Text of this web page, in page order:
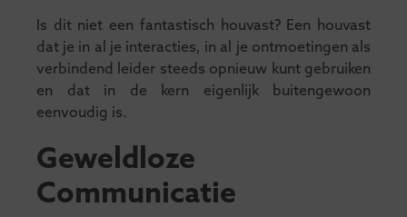
Is dit niet een fantastisch houvast? Een houvast
dat je in al je interacties, in al je ontmoetingen als
verbindend leider steeds opnieuw kunt gebruiken
en dat in de kern eigenlijk buitengewoon
eenvoudig is.
Geweldloze
Communicatie